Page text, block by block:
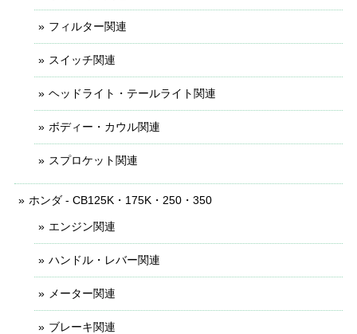
フィルター関連
スイッチ関連
ヘッドライト・テールライト関連
ボディー・カウル関連
スプロケット関連
ホンダ - CB125K・175K・250・350
エンジン関連
ハンドル・レバー関連
メーター関連
ブレーキ関連